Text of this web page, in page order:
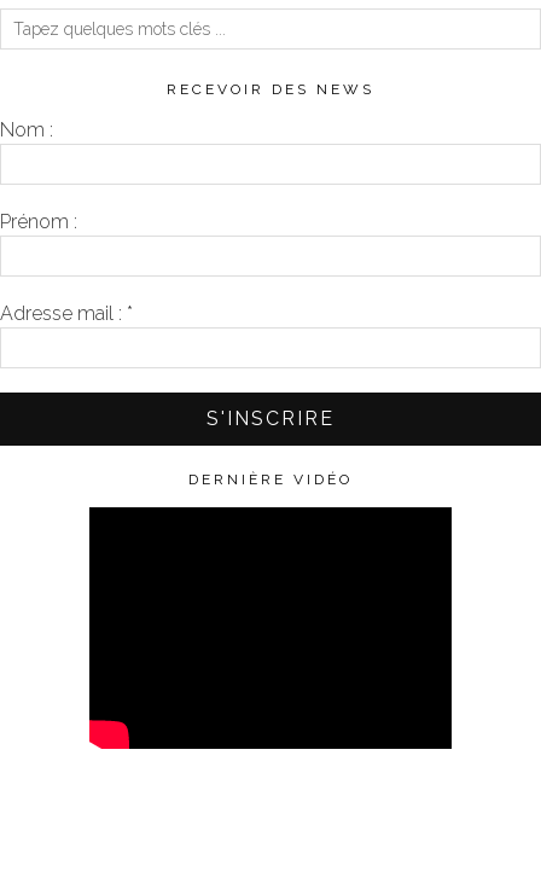
RECEVOIR DES NEWS
Nom :
Prénom :
Adresse mail : *
DERNIÈRE VIDÉO